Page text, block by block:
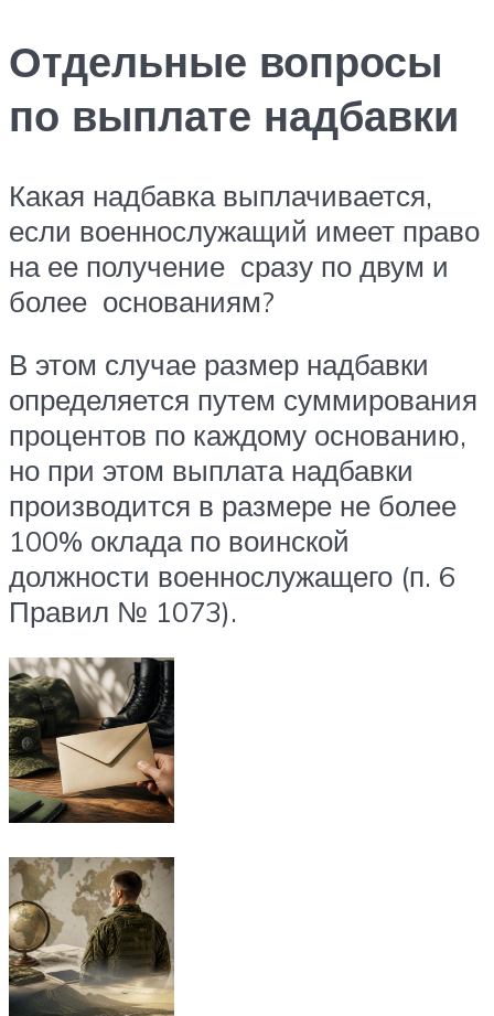
Отдельные вопросы
по выплате надбавки
Какая надбавка выплачивается,
если военнослужащий имеет право
на ее получение сразу по двум и
более основаниям?
В этом случае размер надбавки
определяется путем суммирования
процентов по каждому основанию,
но при этом выплата надбавки
производится в размере не более
100% оклада по воинской
должности военнослужащего (п. 6
Правил № 1073).